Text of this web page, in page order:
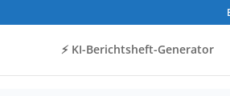
⚡️ KI-Berichtsheft-Generator